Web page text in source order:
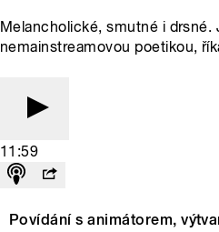
Melancholické, smutné i drsné.
nemainstreamovou poetikou,
11:59
Povídání s animátorem,